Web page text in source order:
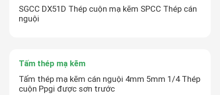
SGCC DX51D Thép cuộn mạ kẽm SPCC Thép cán
nguội
Tấm thép mạ kẽm
Tấm thép mạ kẽm cán nguội 4mm 5mm 1/4 Thép
cuộn Ppgi được sơn trước